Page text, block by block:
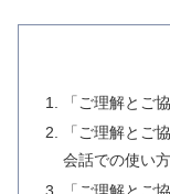
「ご理解とご
「ご理解とご
会話での使い